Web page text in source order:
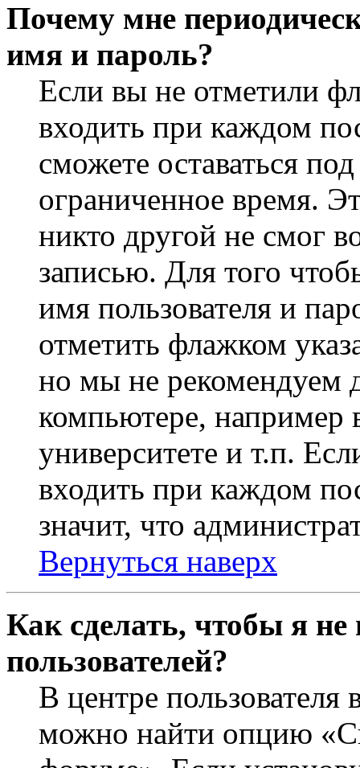
Почему мне
имя и пароль?
Если вы не отметили
входить при каждом
сможете оставаться
ограниченное время.
никто другой не смог
записью. Для того
имя пользователя и
отметить флажком
но мы не рекомендуем
компьютере, например
университете и т.п.
входить при каждом
значит, что
Вернуться наверх
Как сделать, чтобы я
пользователей?
В центре
можно найти опцию